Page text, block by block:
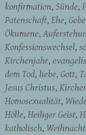
konfirmation Sünde
Patenschaft Ehe
Ökumene
Konfessionswechsel
Kirchenjahr
dem Tod liebe Gott
Jesus Christus
Homosexualität
Hölle Heiliger Geist
katholisch